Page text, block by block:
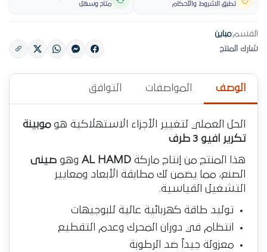
تطبق الشروط والأحكام متاح وسهل
القسم:مباين
شارك المنتج
الوصف المواصفات التوافق
الحل العملي لتغيير الأجزاء الاستهلاكية هوموبينة
تكرير افيو 3 طرف
هذا المنتج من إنتاج ماركة AL HAMD وهو صينى
الصنع، مما يضمن لك مطابقة الأبعاد ومعايير
التشغيل القياسية.
توليد طاقة كهربائية عالية للبوجيهات
انتظام في دوران المحرك وعدم التقطيع
معزولة جيداً ضد الرطوبة